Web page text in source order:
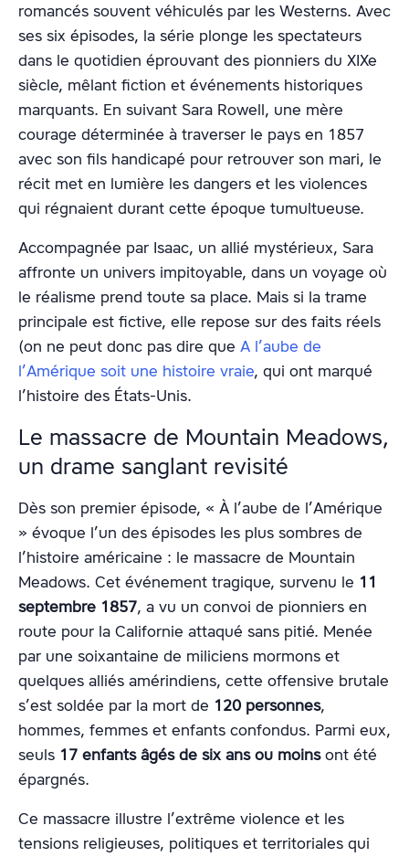
romancés souvent véhiculés par les Westerns. Avec
ses six épisodes, la série plonge les spectateurs
dans le quotidien éprouvant des pionniers du XIXe
siècle, mêlant fiction et événements historiques
marquants. En suivant Sara Rowell, une mère
courage déterminée à traverser le pays en 1857
avec son fils handicapé pour retrouver son mari, le
récit met en lumière les dangers et les violences
qui régnaient durant cette époque tumultueuse.
Accompagnée par Isaac, un allié mystérieux, Sara
affronte un univers impitoyable, dans un voyage où
le réalisme prend toute sa place. Mais si la trame
principale est fictive, elle repose sur des faits réels
(on ne peut donc pas dire que A l’aube de
l’Amérique soit une histoire vraie, qui ont marqué
l’histoire des États-Unis.
Le massacre de Mountain Meadows,
un drame sanglant revisité
Dès son premier épisode, « À l’aube de l’Amérique
» évoque l’un des épisodes les plus sombres de
l’histoire américaine : le massacre de Mountain
Meadows. Cet événement tragique, survenu le 11
septembre 1857, a vu un convoi de pionniers en
route pour la Californie attaqué sans pitié. Menée
par une soixantaine de miliciens mormons et
quelques alliés amérindiens, cette offensive brutale
s’est soldée par la mort de 120 personnes,
hommes, femmes et enfants confondus. Parmi eux,
seuls 17 enfants âgés de six ans ou moinsont été
épargnés.
Ce massacre illustre l’extrême violence et les
tensions religieuses, politiques et territoriales qui